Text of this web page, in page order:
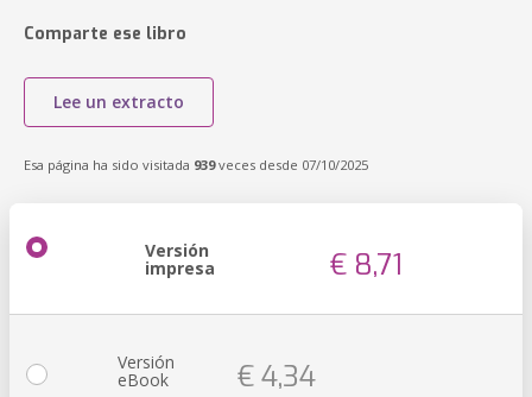
Comparte ese libro
Lee un extracto
Esa página ha sido visitada 939veces desde 07/10/2025
Versión
impresa € 8,71
Versión
eBook € 4,34